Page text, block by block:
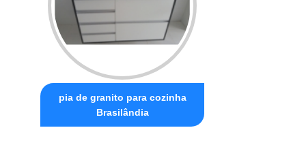
pia de granito para cozinha
Brasilândia